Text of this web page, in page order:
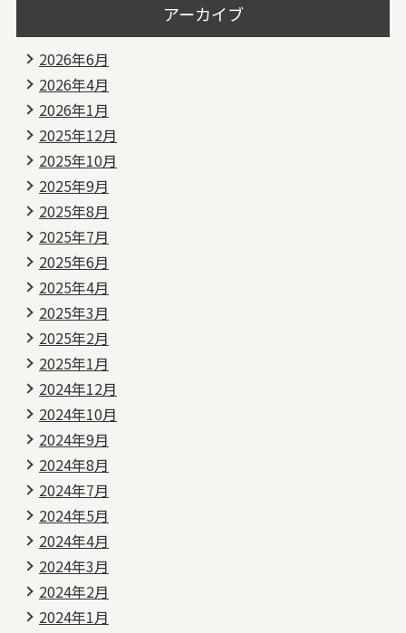
アーカイブ
2026年6月
2026年4月
2026年1月
2025年12月
2025年10月
2025年9月
2025年8月
2025年7月
2025年6月
2025年4月
2025年3月
2025年2月
2025年1月
2024年12月
2024年10月
2024年9月
2024年8月
2024年7月
2024年5月
2024年4月
2024年3月
2024年2月
2024年1月